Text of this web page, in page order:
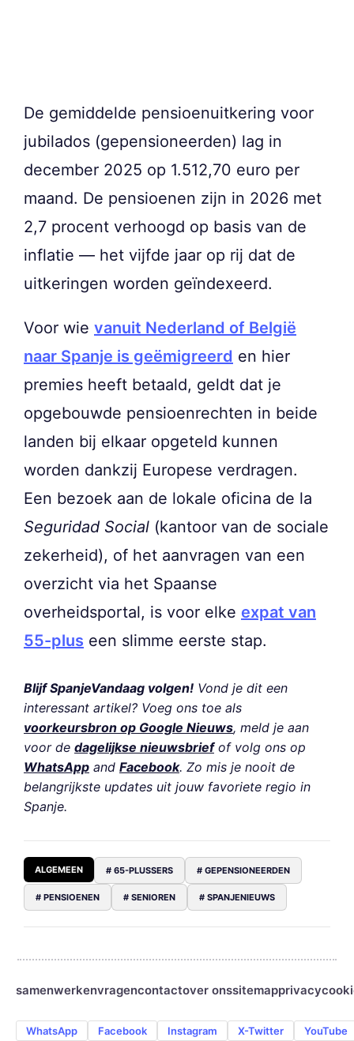
De gemiddelde pensioenuitkering voor
jubilados (gepensioneerden) lag in
december 2025 op 1.512,70 euro per
maand. De pensioenen zijn in 2026 met
2,7 procent verhoogd op basis van de
inflatie — het vijfde jaar op rij dat de
uitkeringen worden geïndexeerd.
Voor wie vanuit Nederland of België
naar Spanje is geëmigreerd en hier
premies heeft betaald, geldt dat je
opgebouwde pensioenrechten in beide
landen bij elkaar opgeteld kunnen
worden dankzij Europese verdragen.
Een bezoek aan de lokale oficina de la
Seguridad Social (kantoor van de sociale
zekerheid), of het aanvragen van een
overzicht via het Spaanse
overheidsportal, is voor elke expat van
55-plus een slimme eerste stap.
Blijf SpanjeVandaag volgen! Vond je dit een
interessant artikel? Voeg ons toe als
voorkeursbron op Google Nieuws, meld je aan
voor de dagelijkse nieuwsbriefof volg ons op
WhatsApp and Facebook. Zo mis je nooit de
belangrijkste updates uit jouw favoriete regio in
Spanje.
ALGEMEEN # 65-PLUSSERS # GEPENSIONEERDEN
# PENSIOENEN # SENIOREN # SPANJENIEUWS
samenwerkenvragencontactover onssitemapprivacy
WhatsApp Facebook Instagram X-Twitter YouTube